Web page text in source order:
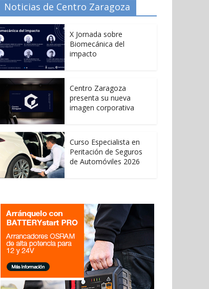
Noticias de Centro Zaragoza
X Jornada sobre
Biomecánica del
impacto
Centro Zaragoza
presenta su nueva
imagen corporativa
Curso Especialista en
Peritación de Seguros
de Automóviles 2026